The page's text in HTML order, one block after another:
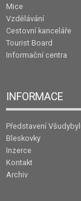
Mice
Vzdělávání
Cestovní kanceláře
Tourist Board
Informační centra
INFORMACE
Představení
Bleskovky
Inzerce
Kontakt
Archiv